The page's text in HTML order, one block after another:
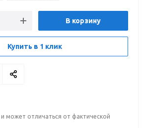
В корзину
Купить в 1 клик
может отличаться от фактической